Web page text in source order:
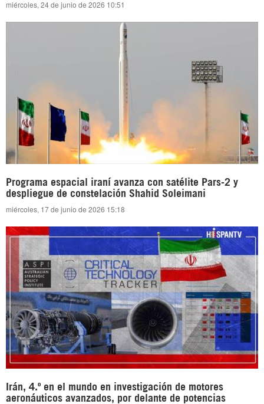
miércoles, 24 de junio de 2026 10:51
Programa espacial iraní avanza con satélite Pars-2 y
despliegue de constelación Shahid Soleimani
miércoles, 17 de junio de 2026 15:18
Irán, 4.º en el mundo en investigación de motores
aeronáuticos avanzados, por delante de potencias